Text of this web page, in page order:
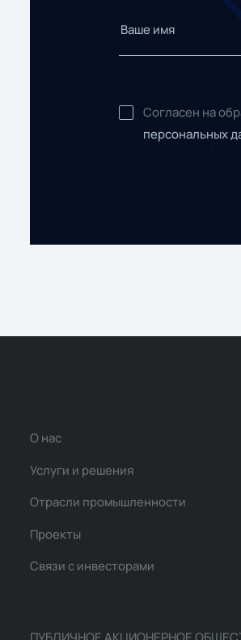
Согласен на
персональных
О нас
Услуги и решения
Отрасли промышленности
Проекты
Связи с инвесторами